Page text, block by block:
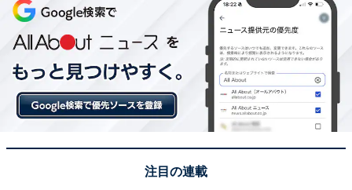
注目の連載